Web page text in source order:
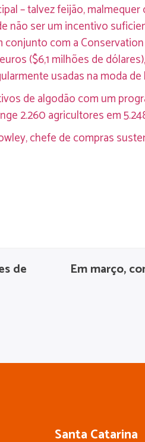
– talvez feijão,
não ser um incentivo
com a
($6,1 milhões de
usadas na moda
de algodão com um
2.260 agricultores em
chefe de compras
de
Em março,
Santa Catarina